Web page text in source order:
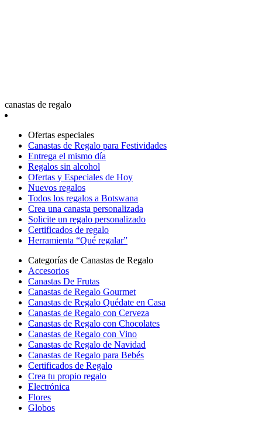
canastas de regalo
Ofertas especiales
Canastas de Regalo para Festividades
Entrega el mismo día
Regalos sin alcohol
Ofertas y Especiales de Hoy
Nuevos regalos
Todos los regalos a Botswana
Crea una canasta personalizada
Solicite un regalo personalizado
Certificados de regalo
Herramienta “Qué regalar”
Categorías de Canastas de Regalo
Accesorios
Canastas De Frutas
Canastas de Regalo Gourmet
Canastas de Regalo Quédate en Casa
Canastas de Regalo con Cerveza
Canastas de Regalo con Chocolates
Canastas de Regalo con Vino
Canastas de Regalo de Navidad
Canastas de Regalo para Bebés
Certificados de Regalo
Crea tu propio regalo
Electrónica
Flores
Globos